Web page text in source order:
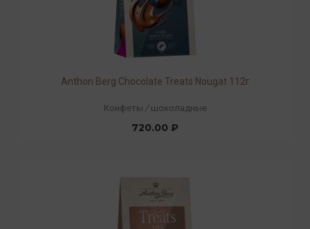
Anthon Berg Chocolate Treats Nougat 112г
Конфеты / шоколадные
720.00 ₽